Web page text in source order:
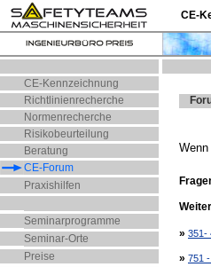
CE-
CE-Kennzeichnung
Richtlinienrecherche
Normenrecherche
Risikobeurteilung
Beratung
CE-Forum
» 351-
» 751
Praxishilfen
Seminarprogramme
Seminar-Orte
Preise